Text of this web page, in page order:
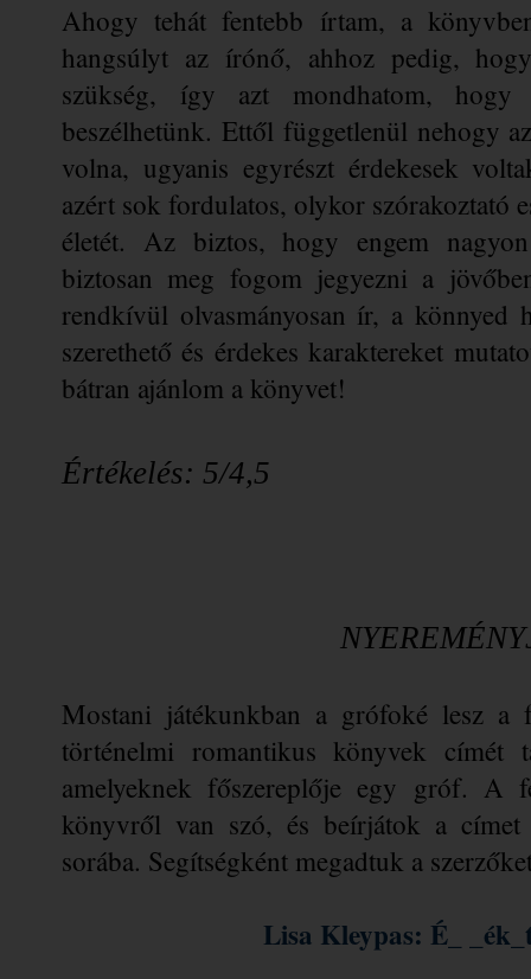
Ahogy tehát fentebb írtam, a
hangsúlyt az írónő, ahhoz pedig,
szükség, így azt mondhatom,
beszélhetünk. Ettől függetlenül nehogy
volna, ugyanis egyrészt érdekesek
azért sok fordulatos, olykor szórakoztató
életét. Az biztos, hogy engem
biztosan meg fogom jegyezni a
rendkívül olvasmányosan ír, a könnyed
szerethető és érdekes karaktereket
bátran ajánlom a könyvet!
Értékelés: 5/4,5
Mostani játékunkban a grófoké lesz a
történelmi romantikus könyvek címét
amelyeknek főszereplője egy gróf. A
könyvről van szó, és beírjátok a címet
sorába. Segítségként megadtuk a
Lisa Kleypas: É_